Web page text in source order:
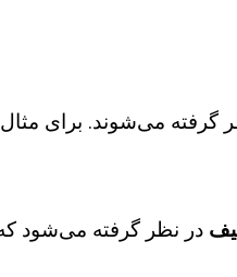
گرفته می‌شوند. برای
در نظر گرفته می‌شود